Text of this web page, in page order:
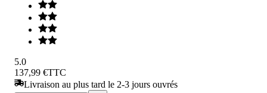
5.0
137,99 €TTC
Livraison au plus tard le 2-3 jours ouvrés